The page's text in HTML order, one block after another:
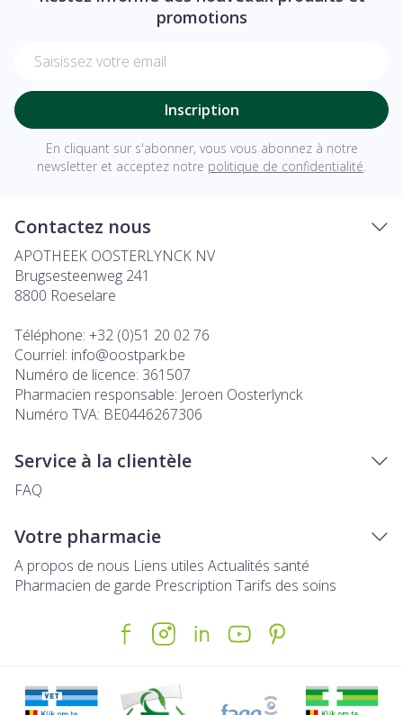
promotions
Inscription
En cliquant sur s'abonner, vous vous abonnez à notre
newsletter et acceptez notre politique de confidentialité.
Contactez nous
APOTHEEK OOSTERLYNCK NV
Brugsesteenweg 241
8800 Roeselare
Téléphone: +32 (0)51 20 02 76
Courriel: info@oostpark.be
Numéro de licence: 361507
Pharmacien responsable: Jeroen Oosterlynck
Numéro TVA: BE0446267306
Service à la clientèle
FAQ
Votre pharmacie
A propos de nous Liens utiles Actualités santé
Pharmacien de garde Prescription Tarifs des soins